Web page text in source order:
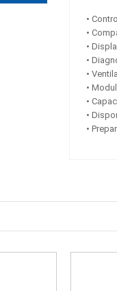
•
•
•
•
•
•
•
•
•